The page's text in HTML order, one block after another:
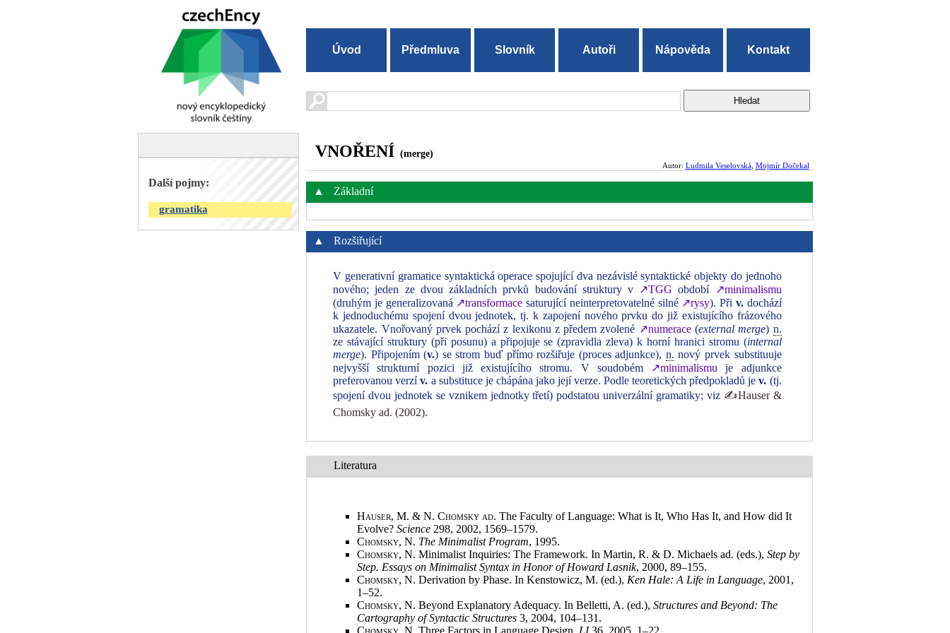
Úvod Předmluva Slovník Autoři Nápověda Kontakt
VNOŘENÍ (merge)
Autor: Ludmila Veselovská, Mojmír Dočekal
▲ Základní
▲ Rozšiřující
V generativní gramatice syntaktická operace spojující dva nezávislé syntaktické objekty do jednoho
nového; jeden ze dvou základních prvků budování struktury v ↗TGG období ↗minimalismu
(druhým je generalizovaná ↗transformace saturující neinterpretovatelné silné ↗rysy). Při v.dochází
k jednoduchému spojení dvou jednotek, tj. k zapojení nového prvku do již existujícího frázového
ukazatele. Vnořovaný prvek pochází z lexikonu z předem zvolené ↗numerace(external merge) n.
ze stávající struktury (při posunu) a připojuje se (zpravidla zleva) k horní hranici stromu (internal
merge). Připojením (v.) se strom buď přímo rozšiřuje (proces adjunkce), n. nový prvek substituuje
nejvyšší strukturní pozici již existujícího stromu. V soudobém
↗minimalismu je adjunkce
preferovanou verzív. a substituce je chápána jako její verze. Podle teoretických předpokladů jev. (tj.
spojení dvou jednotek se vznikem jednotky třetí) podstatou univerzální gramatiky; viz ✍Hauser &
Chomsky ad. (2002).
Literatura
Hauser, M. & N. Chomsky ad. The Faculty of Language: What is It, Who Has It, and How did It
Evolve?Science 298, 2002, 1569–1579.
Chomsky, N. The Minimalist Program, 1995.
Chomsky, N.Minimalist Inquiries: The Framework. In Martin, R. & D. Michaels ad. (eds.),Step by
Step. Essays on Minimalist Syntax in Honor of Howard Lasnik, 2000, 89–155.
Chomsky, N.Derivation by Phase. In Kenstowicz, M. (ed.), Ken Hale: A Life in Language, 2001,
1–52.
Chomsky, N.Beyond Explanatory Adequacy. In Belletti, A. (ed.),Structures and Beyond: The
Cartography of Syntactic Structures 3, 2004, 104–131 .
Chomsky, N.Three Factors in Language Design. LI36, 2005, 1–22
Další pojmy:
gramatika